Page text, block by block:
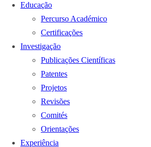
Educação
Percurso Académico
Certificações
Investigação
Publicações Científicas
Patentes
Projetos
Revisões
Comités
Orientações
Experiência